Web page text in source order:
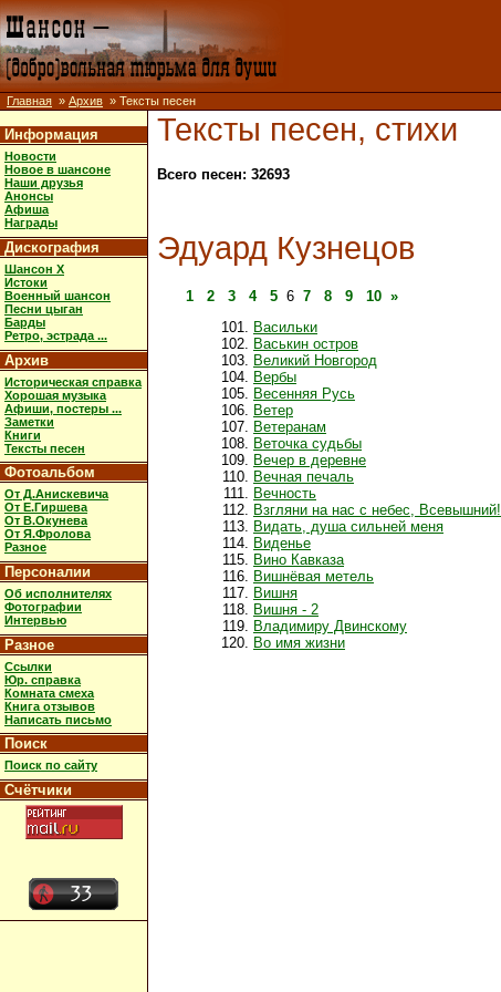
Главная » Архив » Тексты песен
Информация
Новости
Новое в шансоне
Наши друзья
Анонсы
Афиша
Награды
Дискография
Шансон X
Истоки
Военный шансон
Песни цыган
Барды
Ретро, эстрада ...
Архив
Историческая справка
Хорошая музыка
Афиши, постеры ...
Заметки
Книги
Тексты песен
Фотоальбом
От Д.Анискевича
От Е.Гиршева
От В.Окунева
От Я.Фролова
Разное
Персоналии
Об исполнителях
Фотографии
Интервью
Разное
Ссылки
Юр. справка
Комната смеха
Книга отзывов
Написать письмо
Поиск
Поиск по сайту
Счётчики
Тексты песен, стихи
Всего песен: 32693
Эдуард Кузнецов
1 2 3 4 5 6 7 8 9 10 »
Васильки
Васькин остров
Великий Новгород
Вербы
Весенняя Русь
Ветер
Ветеранам
Веточка судьбы
Вечер в деревне
Вечная печаль
Вечность
Взгляни на нас с небес, Всевышний!
Видать, душа сильней меня
Виденье
Вино Кавказа
Вишнёвая метель
Вишня
Вишня - 2
Владимиру Двинскому
Во имя жизни